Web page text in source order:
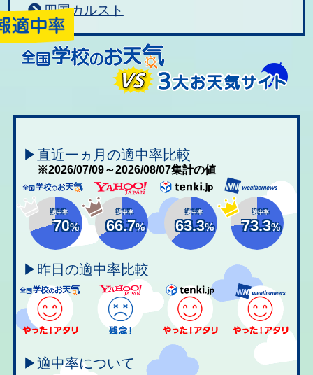
四国カルスト
▶直近一ヵ月の適中率比較
※2026/07/09～2026/08/07集計の値
適中率
70%
適中率
66.7%
適中率
63.3%
適中率
73.3%
▶昨日の適中率比較
▶適中率について